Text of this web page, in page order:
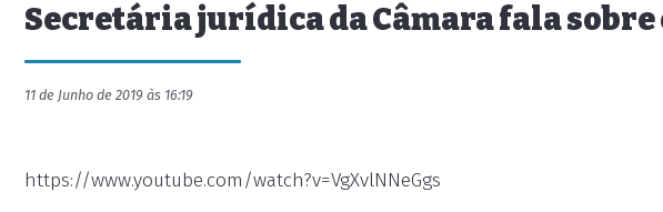
Secretária jurídica da Câmara fala
11 de Junho de 2019 às 16:19
https://www.youtube.com/watch?v=VgXvlNNeGgs